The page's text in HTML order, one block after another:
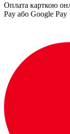
Оплата карткою
Pay або Google Pay